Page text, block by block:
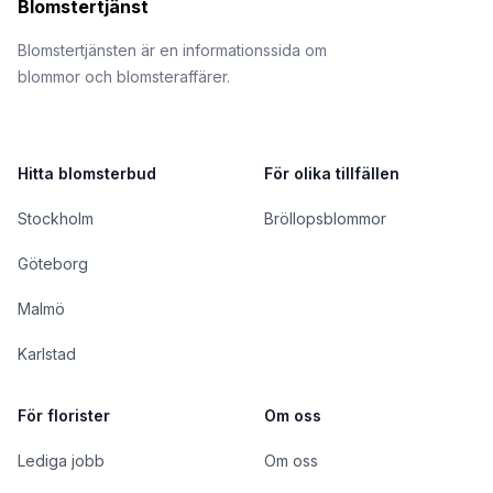
Blomstertjänst
Blomstertjänsten är en informationssida om
blommor och blomsteraffärer.
Hitta blomsterbud
Stockholm
Göteborg
Malmö
Karlstad
För olika tillfällen
Bröllopsblommor
För florister
Lediga jobb
Om oss
Om oss